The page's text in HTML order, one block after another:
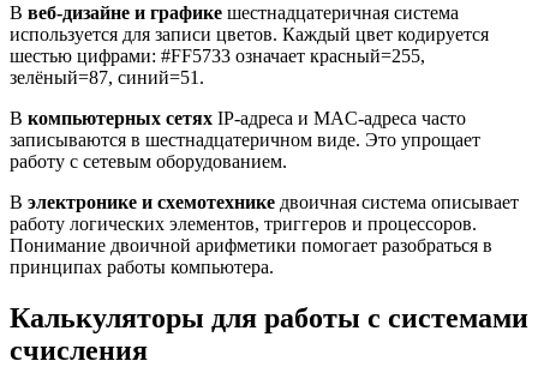
В веб-дизайне и графике шестнадцатеричная система
используется для записи цветов. Каждый цвет кодируется
шестью цифрами: #FF5733 означает красный=255,
зелёный=87, синий=51.
В компьютерных сетях IP-адреса и MAC-адреса часто
записываются в шестнадцатеричном виде. Это упрощает
работу с сетевым оборудованием.
В электронике и схемотехнике двоичная система описывает
работу логических элементов, триггеров и процессоров.
Понимание двоичной арифметики помогает разобраться в
принципах работы компьютера.
Калькуляторы для работы с системами
счисления